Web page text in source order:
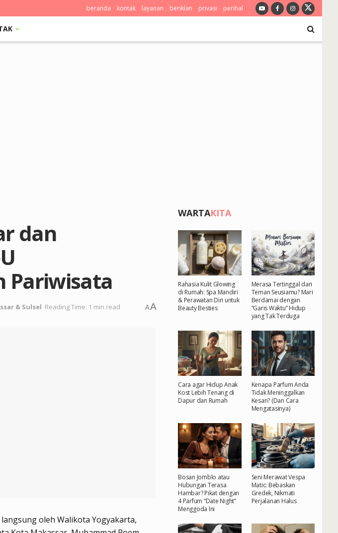
beranda kontak layanan beriklan privasi perihal
dan
Pariwisata
& Sulsel Reading Time: 1 min read AA
oleh Walikota Yogyakarta,
WARTAKITA
Rahasia Kulit Glowing
di Rumah: Spa Mandiri
& Perawatan Diri untuk
Beauty Besties
Merasa Tertinggal dari
Teman Seusiamu? Mari
Berdamai dengan
“Garis Waktu” Hidup
yang Tak Terduga
Cara agar Hidup Anak
Kost Lebih Tenang di
Dapur dan Rumah
Kenapa Parfum Anda
Tidak Meninggalkan
Kesan? (Dan Cara
Mengatasinya)
Bosan Jomblo atau
Hubungan Terasa
Hambar? Pikat dengan
4 Parfum “Date Night”
Menggoda Ini
Seni Merawat Vespa
Matic: Bebaskan
Gredek, Nikmati
Perjalanan Halus